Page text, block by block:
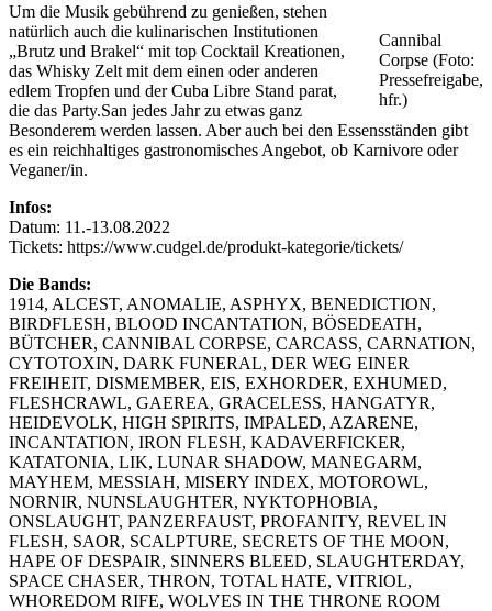
Cannibal
Corpse (Foto:
Pressefreigabe,
hfr.)
Um die Musik gebührend zu genießen, stehen
natürlich auch die kulinarischen Institutionen
„Brutz und Brakel“ mit top Cocktail Kreationen,
das Whisky Zelt mit dem einen oder anderen
edlem Tropfen und der Cuba Libre Stand parat,
die das Party.San jedes Jahr zu etwas ganz
Besonderem werden lassen. Aber auch bei den Essensständen gibt
es ein reichhaltiges gastronomisches Angebot, ob Karnivore oder
Veganer/in.
Infos:
Datum: 11.-13.08.2022
Tickets: https://www.cudgel.de/produkt-kategorie/tickets/
Die Bands:
1914, ALCEST, ANOMALIE, ASPHYX, BENEDICTION,
BIRDFLESH, BLOOD INCANTATION, BÖSEDEATH,
BÜTCHER, CANNIBAL CORPSE, CARCASS, CARNATION,
CYTOTOXIN, DARK FUNERAL, DER WEG EINER
FREIHEIT, DISMEMBER, EIS, EXHORDER, EXHUMED,
FLESHCRAWL, GAEREA, GRACELESS, HANGATYR,
HEIDEVOLK, HIGH SPIRITS, IMPALED, AZARENE,
INCANTATION, IRON FLESH, KADAVERFICKER,
KATATONIA, LIK, LUNAR SHADOW, MANEGARM,
MAYHEM, MESSIAH, MISERY INDEX, MOTOROWL,
NORNIR, NUNSLAUGHTER, NYKTOPHOBIA,
ONSLAUGHT, PANZERFAUST, PROFANITY, REVEL IN
FLESH, SAOR, SCALPTURE, SECRETS OF THE MOON,
HAPE OF DESPAIR, SINNERS BLEED, SLAUGHTERDAY,
SPACE CHASER, THRON, TOTAL HATE, VITRIOL,
WHOREDOM RIFE, WOLVES IN THE THRONE ROOM